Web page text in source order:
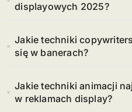
displayowych 2025?
Jakie techniki
się w banerach?
Jakie techniki animacji
w reklamach display?